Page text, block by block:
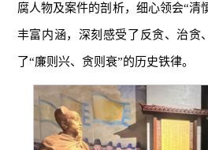
腐人物及案件的剖析，细心领会“清
丰富内涵，深刻感受了反贪、治贪
了“廉则兴、贪则衰”的历史铁律。